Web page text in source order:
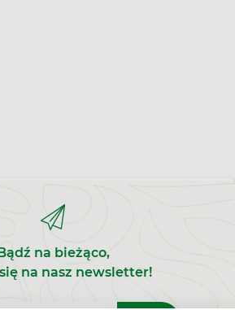
na bieżąco,
na nasz newsletter!